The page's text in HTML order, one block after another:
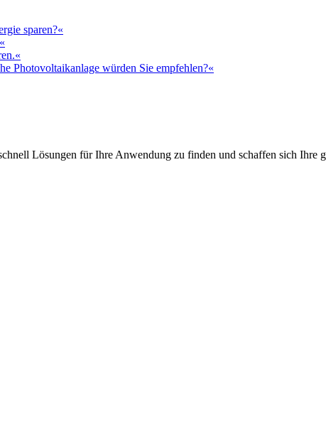
sparen?«
Photovoltaikanlage würden Sie empfehlen?«
Lösungen für Ihre Anwendung zu finden und schaffen sich Ihre